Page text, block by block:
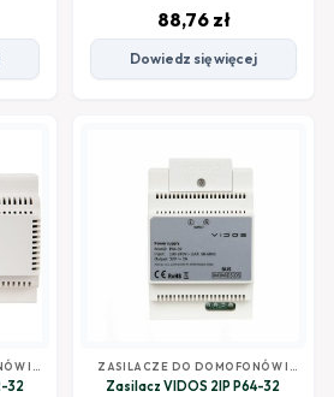
88,76 zł
Dowiedz się więcej
I
32
ZASILACZE DO DOMOFONÓW I
WIDEODOMOFONÓW
Zasilacz VIDOS 2IP P64-32